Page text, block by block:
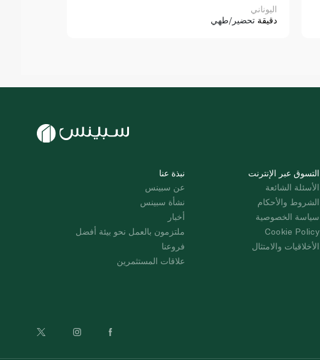
اليوناني
دقيقة تحضير/طهي
نبذة عنا
عن سبينس
نشأة سبينس
أخبار
ملتزمون بالعمل نحو بيئة أفضل
فروعنا
علاقات المستثمرين
التسوق عبر الإنترنت
الأسئلة الشائعة
الشروط والأحكام
سياسة الخصوصية
Cookie Policy
الأخلاقيات والامتثال